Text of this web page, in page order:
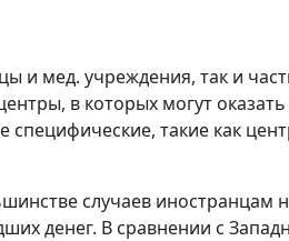
и мед. учреждения, так и
в которых могут
специфические, такие как
случаев иностранцам
денег. В сравнении с